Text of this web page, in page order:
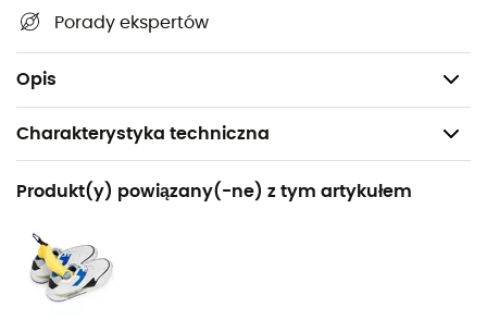
Porady ekspertów
OpisSkóra, tkanina lub materiały mieszane.
Charakterystyka techniczna
Polecane dla
Codzienny użytek
Nazwa produktu
Spray imperméabilisant pour chaussures en tissu ou
Produkt(y) powiązany(-ne) z tym artykułem